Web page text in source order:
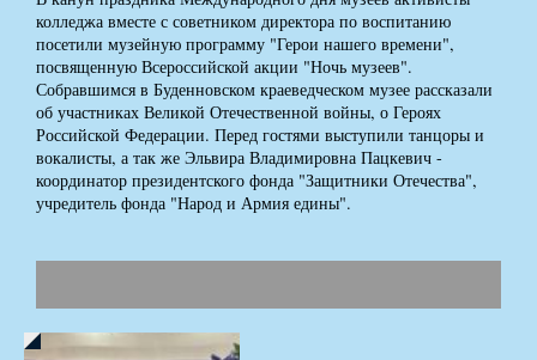
колледжа вместе с советником директора по воспитанию
посетили музейную программу "Герои нашего времени",
посвященную Всероссийской акции "Ночь музеев".
Собравшимся в Буденновском краеведческом музее рассказали
об участниках Великой Отечественной войны, о Героях
Российской Федерации. Перед гостями выступили танцоры и
вокалисты, а так же Эльвира Владимировна Пацкевич -
координатор президентского фонда "Защитники Отечества",
учредитель фонда "Народ и Армия едины".